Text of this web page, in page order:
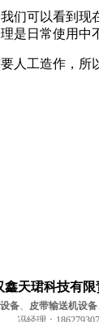
可以看到现
是日常使用中
工造作，所
鑫天珺科技有限
备、 皮带输送机设备